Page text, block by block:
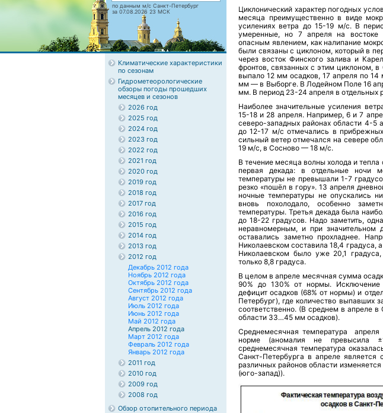
по данным м/с Санкт-Петербург
за 07.08.2026 23 МСК
Климатические характеристики
по сезонам
Гидрометеорологические
обзоры погоды прошедших
месяцев и сезонов
2026 год
2025 год
2024 год
2023 год
2022 год
2021 год
2020 год
2019 год
2018 год
2017 год
2016 год
2015 год
2014 год
2013 год
2012 год
Декабрь 2012 года
Ноябрь 2012 года
Октябрь 2012 года
Сентябрь 2012 года
Август 2012 года
Июль 2012 года
Июнь 2012 года
Май 2012 года
Апрель 2012 года
Март 2012 года
Февраль 2012 года
Январь 2012 года
2011 год
2010 год
2009 год
2008 год
Обзор отопительного периода
Циклонический характер погодных
месяца преимущественно в виде
усилениях ветра до 15-19 м/с. В
умеренные, но 7 апреля на востоке
опасным явлением, как налипание
были связаны с циклоном, который в
через восток Финского залива и
фронтов, связанных с этим циклоном,
выпало 12 мм осадков, 17 апреля по
мм — в Выборге. В Лодейном Поле 16
мм. В период 23-24 апреля в отдельных
Наиболее значительные усиления
15-18 и 28 апреля. Например, 6 и 7
северо-западных районах области 4-5
до 12-17 м/с отмечались в
сильный ветер отмечался на севере
19 м/с, в Сосново — 18 м/с.
В течение месяца волны холода и
первая декада: в отдельные ночи
температуры не превышали 1-7
резко «пошёл в гору». 13 апреля
ночные температуры не опускались
вновь похолодало, особенно
температуры. Третья декада была
до 18-22 градусов. Надо заметить,
неравномерным, и при
оставались заметно прохладнее.
Николаевском составила 18,4 градуса,
Николаевском было уже 20,1
только 8,8 градуса.
В целом в апреле месячная сумма
90% до 130% от нормы. Исключение
дефицит осадков (68% от нормы) и
Петербург), где количество выпавших
соответственно. (В среднем в апреле
области 33…45 мм осадков).
Среднемесячная температура
норме (аномалия не превысила
среднемесячная температура
Санкт-Петербурга в апреле является
различных районов области
(юго-запад)).